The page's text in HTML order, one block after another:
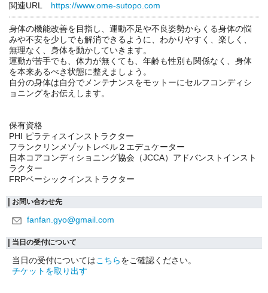
関連URL
https://www.ome-sutopo.com
身体の機能改善を目指し、運動不足や不良姿勢からくる身体の悩
みや不安を少しでも解消できるように、わかりやすく、楽しく、
無理なく、身体を動かしていきます。
運動が苦手でも、体力が無くても、年齢も性別も関係なく、身体
を本来あるべき状態に整えましょう。
自分の身体は自分でメンテナンスをモットーにセルフコンディシ
ョニングをお伝えします。
保有資格
PHI ピラティスインストラクター
フランクリンメゾットレベル２エデュケーター
日本コアコンディショニング協会（JCCA）アドバンストインスト
ラクター
FRPベーシックインストラクター
お問い合わせ先
fanfan.gyo@gmail.com
当日の受付について
当日の受付についてはこちらをご確認ください。
チケットを取り出す